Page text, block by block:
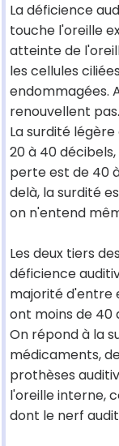
La déficience
touche l'oreille
atteinte de
les cellules
endommagées.
renouvellent pas.
La surdité
20 à 40
perte est de 40
delà, la surdité
on n'entend
Les deux tiers
déficience
majorité d'entre
ont moins de 40
On répond à la
médicaments,
prothèses
l'oreille interne,
dont le nerf